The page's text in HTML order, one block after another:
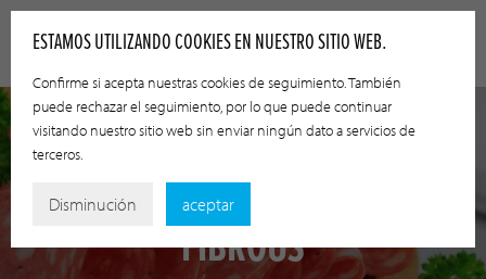
FIBROUS
ESTAMOS UTILIZANDO COOKIES EN NUESTRO SITIO WEB.
Confirme si acepta nuestras cookies de seguimiento. También
puede rechazar el seguimiento, por lo que puede continuar
visitando nuestro sitio web sin enviar ningún dato a servicios de
terceros.
Disminución aceptar